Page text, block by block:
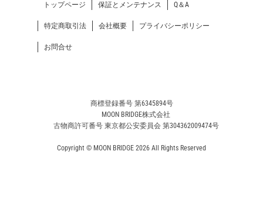
トップページ 保証とメンテナンス Q＆A
特定商取引法 会社概要 プライバシーポリシー
お問合せ
商標登録番号 第6345894号
MOON BRIDGE株式会社
古物商許可番号 東京都公安委員会 第304362009474号
Copyright © MOON BRIDGE 2026 All Rights Reserved